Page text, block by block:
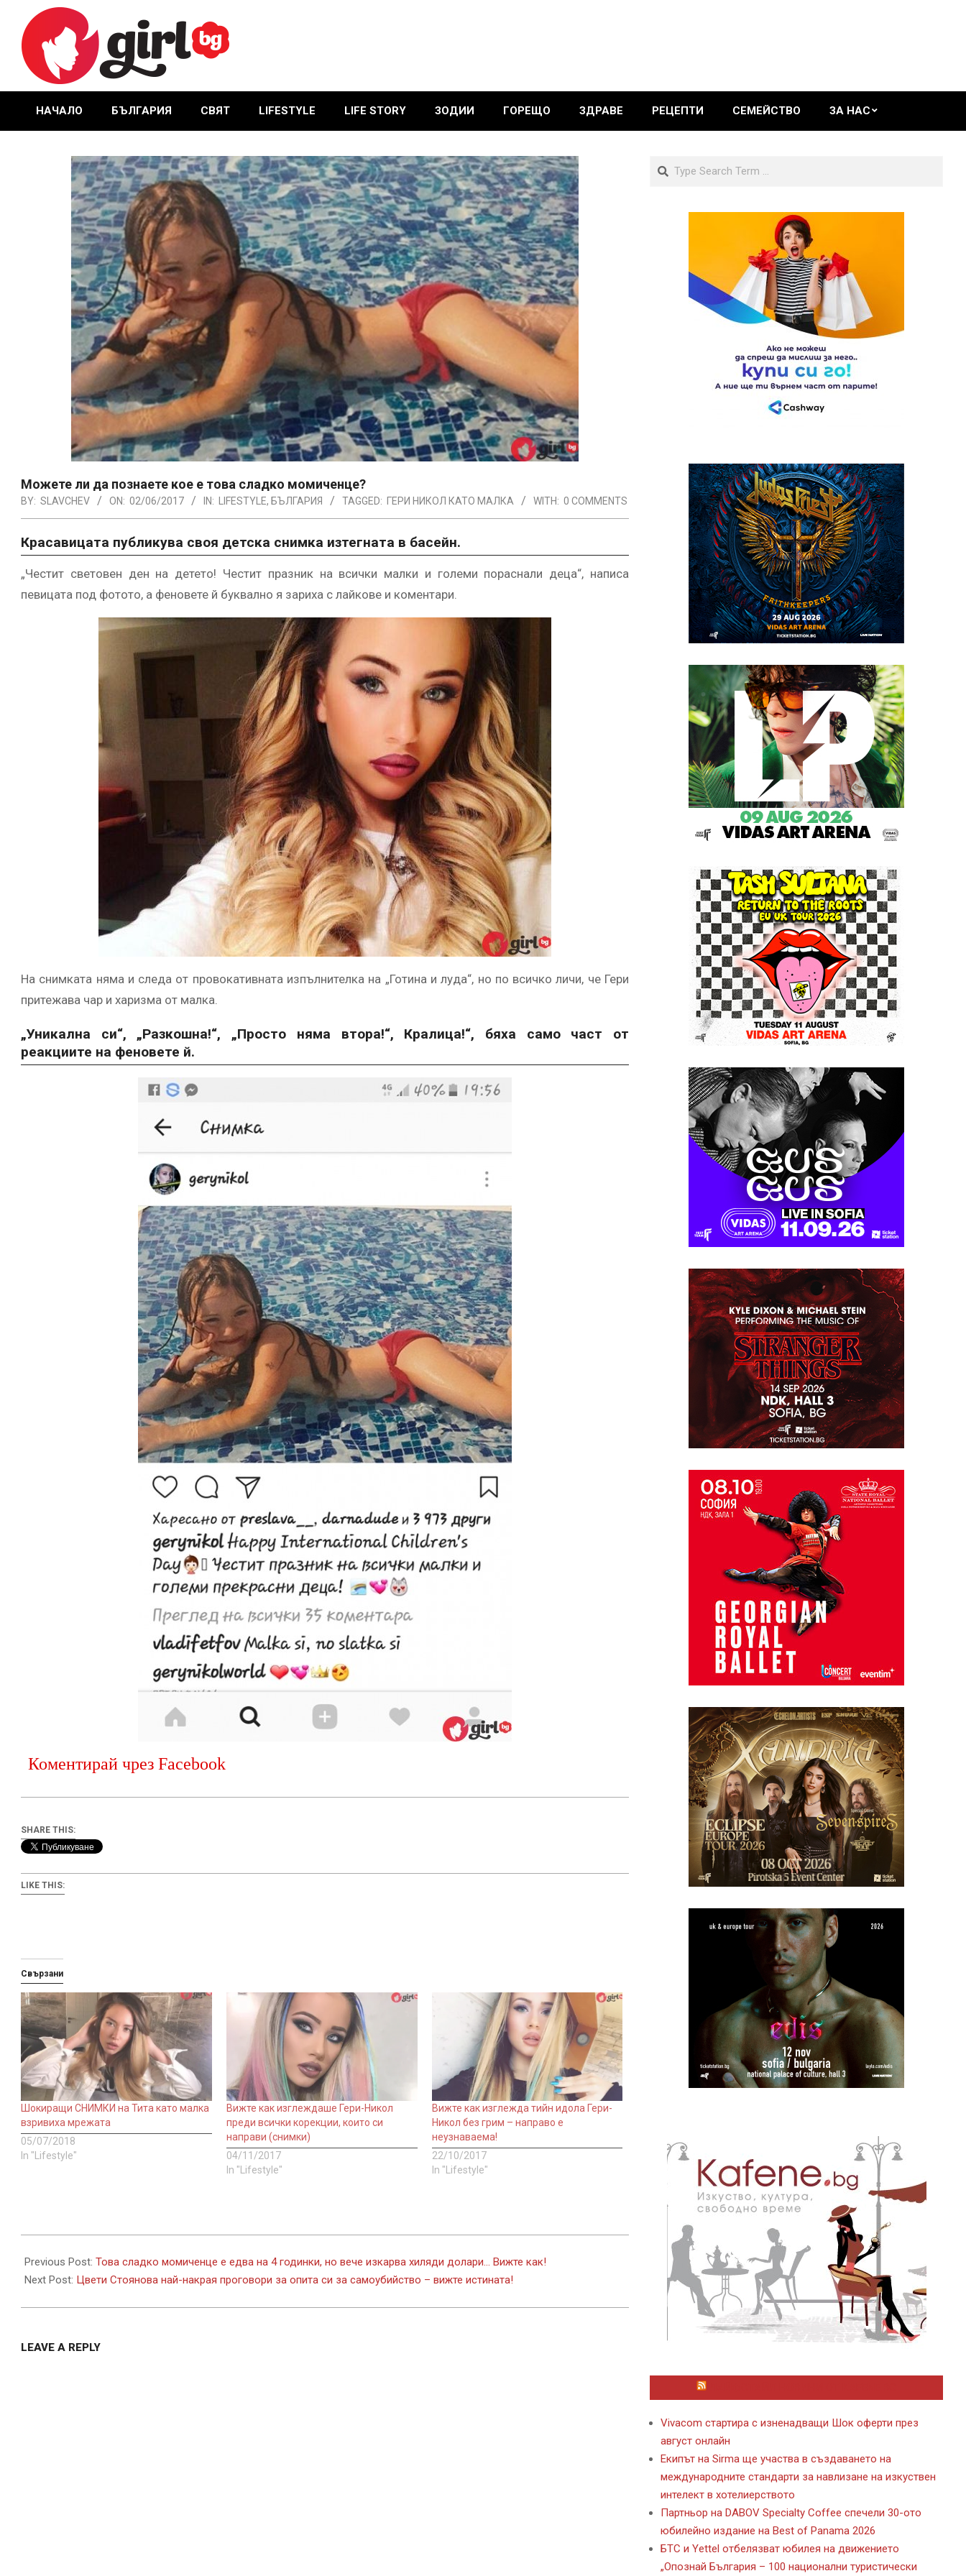
content
GIRL.BG
Primary
НАЧАЛО БЪЛГАРИЯ СВЯТ LIFESTYLE LIFE STORY ЗОДИИ ГОРЕЩО ЗДРАВЕ РЕЦЕПТИ СЕМЕЙСТВО ЗА НАС
Можете ли да познаете кое е това сладко момиченце?
BY: SLAVCHEV ON: 02/06/2017 IN: LIFESTYLE, БЪЛГАРИЯ TAGGED: ГЕРИ НИКОЛ КАТО МАЛКА WITH: 0 COMMENTS
Красавицата публикува своя детска снимка изтегната в басейн.
„Честит световен ден на детето! Честит празник на всички малки и големи пораснали деца“, написа
певицата под фотото, а феновете й буквално я зариха с лайкове и коментари.
На снимката няма и следа от провокативната изпълнителка на „Готина и луда“, но по всичко личи, че Гери
притежава чар и харизма от малка.
„Уникална си“, „Разкошна!“, „Просто няма втора!“, Кралица!“, бяха само част от
реакциите на феновете й.
Коментирай чрез Facebook
SHARE THIS:
LIKE THIS:
Свързани
Шокиращи СНИМКИ на Тита като малка
взривиха мрежата
05/07/2018
In "Lifestyle"
Вижте как изглеждаше Гери-Никол
преди всички корекции, които си
направи (снимки)
04/11/2017
In "Lifestyle"
Вижте как изглежда тийн идола Гери-
Никол без грим – направо е
неузнаваема!
22/10/2017
In "Lifestyle"
06-
02
Previous Post: Това сладко момиченце е едва на 4 годинки, но вече изкарва хиляди долари… Вижте как!
Next Post: Цвети Стоянова най-накрая проговори за опита си за самоубийство – вижте истината!
LEAVE A REPLY
Search
Vivacom стартира с изненадващи Шок оферти през
август онлайн
Екипът на Sirma ще участва в създаването на
международните стандарти за навлизане на изкуствен
интелект в хотелиерството
Партньор на DABOV Specialty Coffee спечели 30-ото
юбилейно издание на Best of Panama 2026
БТС и Yettel отбелязват юбилея на движението
„Опознай България – 100 национални туристически